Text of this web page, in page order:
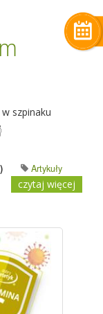
szpinaku
Artykuły
czytaj więcej